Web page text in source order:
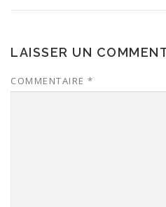
LAISSER UN
COMMENTAIRE *